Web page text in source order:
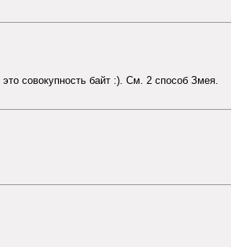
совокупность байт :). См. 2 способ Змея.